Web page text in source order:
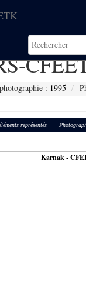
: 1995
représentés